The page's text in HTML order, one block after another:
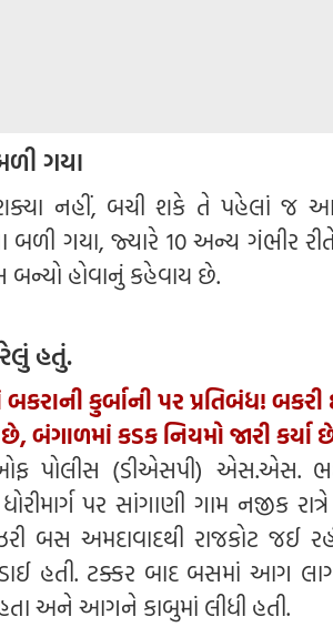
ગયા
નહીં, બચી શકે તે પહેલાં જ
બળી ગયા, જ્યારે 10 અન્ય ગંભીર
બન્યો હોવાનું કહેવાય છે.
હતું.
કુર્બાની પર પ્રતિબંધ!
બંગાળમાં કડક નિયમો જારી કર્યા
ઓફ પોલીસ (ડીએસપી) એસ.એસ.
ધોરીમાર્ગ પર સાંગાણી ગામ નજીક
બસ અમદાવાદથી રાજકોટ જઈ
હતી. ટક્કર બાદ બસમાં આગ
અને આગને કાબુમાં લીધી હતી.